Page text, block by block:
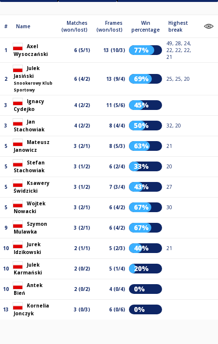
# Name
Matches
(won/lost)
Frames
(won/lost)
Win
percentage
Highest
break
1
Axel
Wysoczański
6 (5/1) 13 (10/3) 77%
49, 28, 24,
22, 22, 22,
21
2
Julek
Jasiński
Snookerowy Klub
Sportowy
6 (4/2) 13 (9/4) 69% 25, 25, 20
3
Ignacy
Cydejko
4 (2/2) 11 (5/6) 45%
3
Jan
Stachowiak
4 (2/2) 8 (4/4) 50% 32, 20
5
Mateusz
Janowicz
3 (2/1) 8 (5/3) 63% 21
5
Stefan
Stachowiak
3 (1/2) 6 (2/4) 33% 20
5
Ksawery
Świdzicki
3 (1/2) 7 (3/4) 43% 27
5
Wojtek
Nowacki
3 (2/1) 6 (4/2) 67% 30
9
Szymon
Mulawka
3 (2/1) 6 (4/2) 67%
10
Jurek
Idzikowski
2 (1/1) 5 (2/3) 40% 21
10
Julek
Karmański
2 (0/2) 5 (1/4) 20%
10
Antek
Bień
2 (0/2) 4 (0/4) 0%
13
Kornelia
Jonczyk
3 (0/3) 6 (0/6) 0%